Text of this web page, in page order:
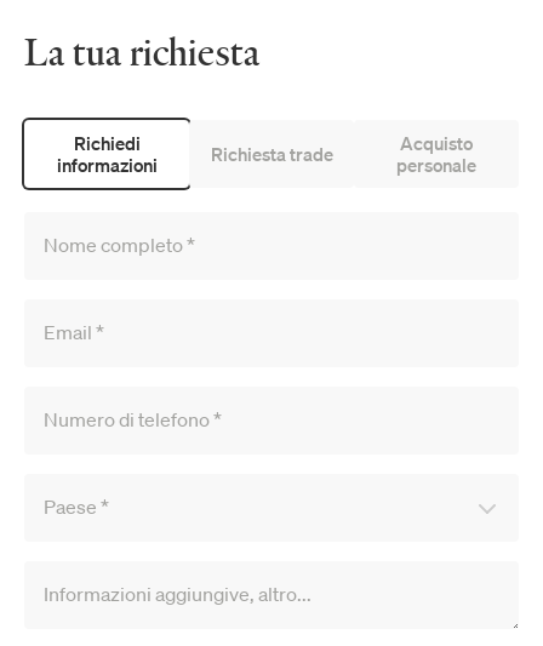
La tua richiesta
Richiedi
informazioni
Richiesta trade
Acquisto
personale
Nome completo*
Email *
Numero di telefono*
Paese *
Informazioni aggiungive, altro...